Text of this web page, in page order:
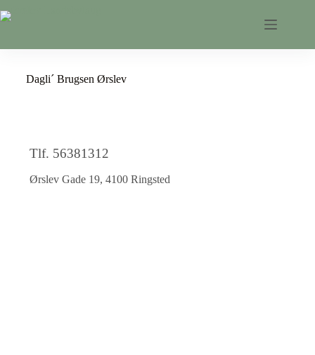
Dagli´ Brugsen Ørslev
Tlf. 56381312
Ørslev Gade 19, 4100 Ringsted